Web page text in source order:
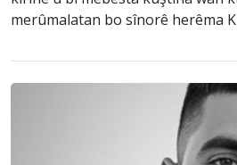
merûmalatan bo sînorê herêma